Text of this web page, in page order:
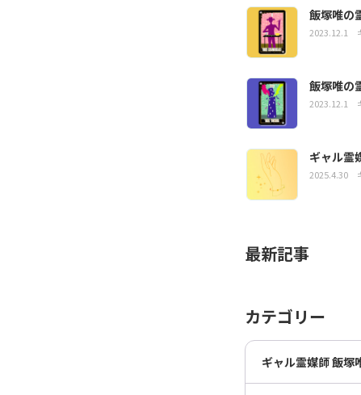
飯塚唯の
2023.12.1
飯塚唯の
2023.12.1
ギャル霊
2025.4.30
最新記事
カテゴリー
ギャル霊媒師 飯塚